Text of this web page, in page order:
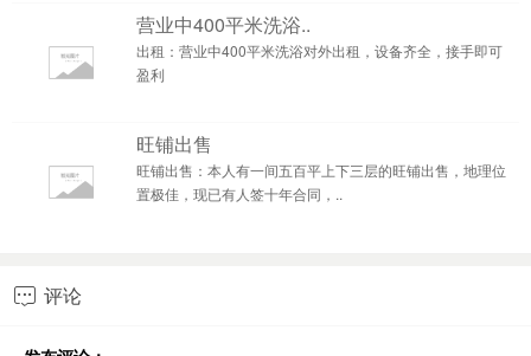
营业中400平米洗浴..
出租：营业中400平米洗浴对外出租，设备齐全，接手即可
盈利
旺铺出售
旺铺出售：本人有一间五百平上下三层的旺铺出售，地理位
置极佳，现已有人签十年合同，..
 评论